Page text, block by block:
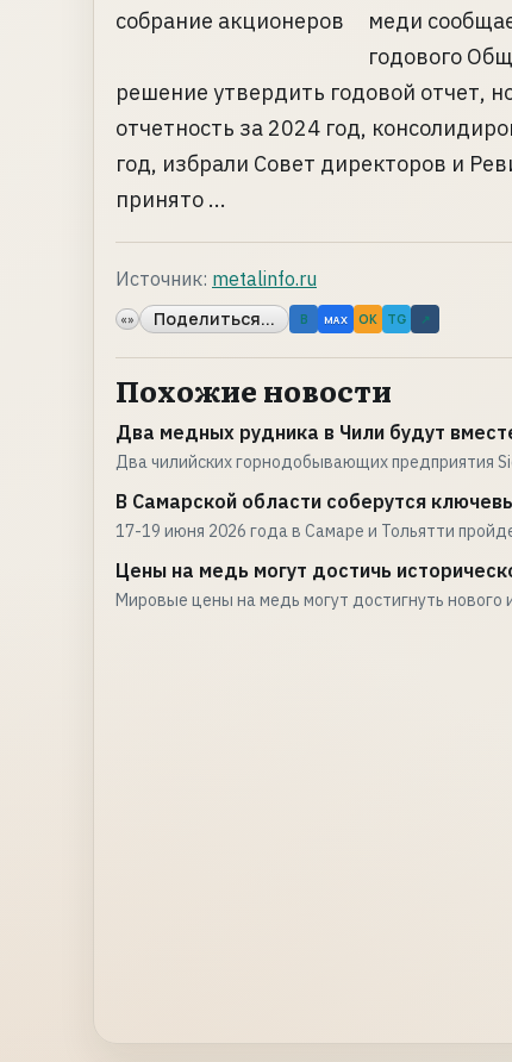
меди
годового
решение утвердить годовой отчет,
отчетность за 2024 год,
год, избрали Совет директоров и
принято ...
Источник: metalinfo.ru
«» Поделиться... B MAX OK TG ↗
Похожие новости
Два медных рудника в Чили будут
Два чилийских горнодобывающих предприятия
В Самарской области соберутся
17-19 июня 2026 года в Самаре и Тольятти
Цены на медь могут достичь
Мировые цены на медь могут достигнуть нового